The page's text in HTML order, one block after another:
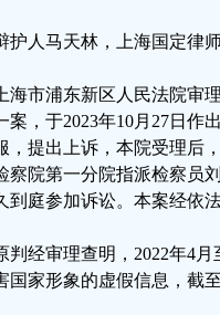
护人马天林，上海国定律
上海市浦东新区人民法院审
案，于2023年10月27日作
，提出上诉，本院受理后
察院第一分院指派检察员
到庭参加诉讼。本案经依
判经审理查明，2022年4
国家形象的虚假信息，截